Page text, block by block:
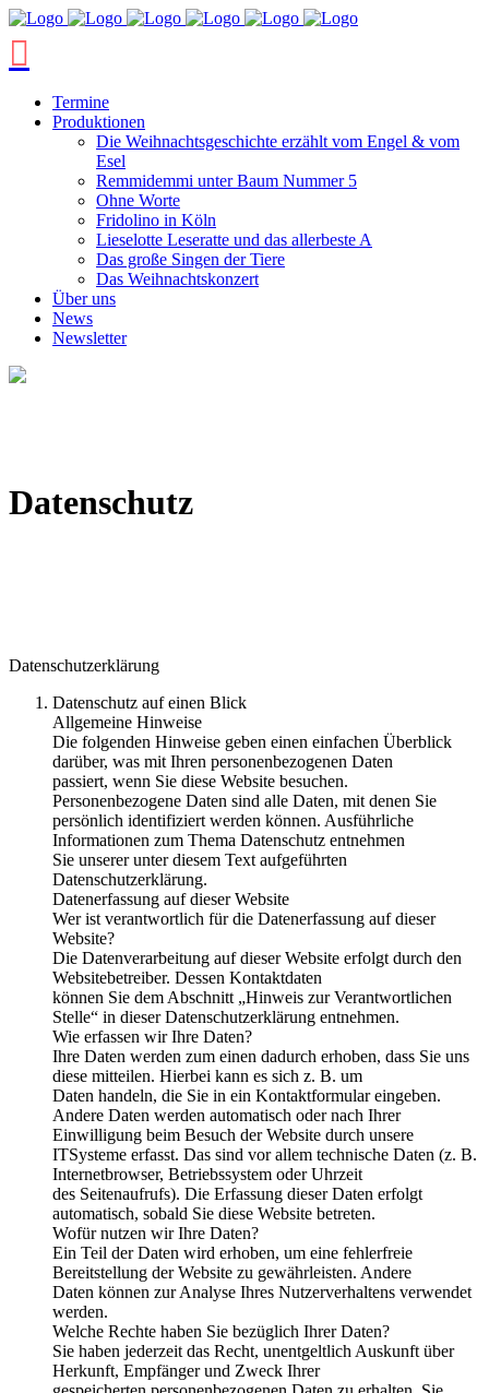
Termine
Produktionen
Die Weihnachtsgeschichte erzählt vom Engel & vom
Esel
Remmidemmi unter Baum Nummer 5
Ohne Worte
Fridolino in Köln
Lieselotte Leseratte und das allerbeste A
Das große Singen der Tiere
Das Weihnachtskonzert
Über uns
News
Newsletter
Datenschutz
Datenschutzerklärung
Datenschutz auf einen Blick
Allgemeine Hinweise
Die folgenden Hinweise geben einen einfachen Überblick
darüber, was mit Ihren personenbezogenen Daten
passiert, wenn Sie diese Website besuchen.
Personenbezogene Daten sind alle Daten, mit denen Sie
persönlich identifiziert werden können. Ausführliche
Informationen zum Thema Datenschutz entnehmen
Sie unserer unter diesem Text aufgeführten
Datenschutzerklärung.
Datenerfassung auf dieser Website
Wer ist verantwortlich für die Datenerfassung auf dieser
Website?
Die Datenverarbeitung auf dieser Website erfolgt durch den
Websitebetreiber. Dessen Kontaktdaten
können Sie dem Abschnitt „Hinweis zur Verantwortlichen
Stelle“ in dieser Datenschutzerklärung entnehmen.
Wie erfassen wir Ihre Daten?
Ihre Daten werden zum einen dadurch erhoben, dass Sie uns
diese mitteilen. Hierbei kann es sich z. B. um
Daten handeln, die Sie in ein Kontaktformular eingeben.
Andere Daten werden automatisch oder nach Ihrer
Einwilligung beim Besuch der Website durch unsere
ITSysteme erfasst. Das sind vor allem technische Daten (z. B.
Internetbrowser, Betriebssystem oder Uhrzeit
des Seitenaufrufs). Die Erfassung dieser Daten erfolgt
automatisch, sobald Sie diese Website betreten.
Wofür nutzen wir Ihre Daten?
Ein Teil der Daten wird erhoben, um eine fehlerfreie
Bereitstellung der Website zu gewährleisten. Andere
Daten können zur Analyse Ihres Nutzerverhaltens verwendet
werden.
Welche Rechte haben Sie bezüglich Ihrer Daten?
Sie haben jederzeit das Recht, unentgeltlich Auskunft über
Herkunft, Empfänger und Zweck Ihrer